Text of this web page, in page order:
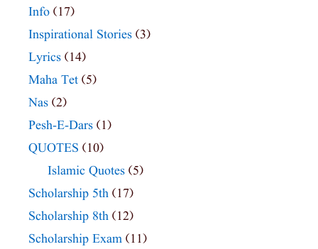
Info (17)
Inspirational Stories (3)
Lyrics (14)
Maha Tet (5)
Nas (2)
Pesh-E-Dars (1)
QUOTES (10)
Islamic Quotes (5)
Scholarship 5th (17)
Scholarship 8th (12)
Scholarship Exam (11)